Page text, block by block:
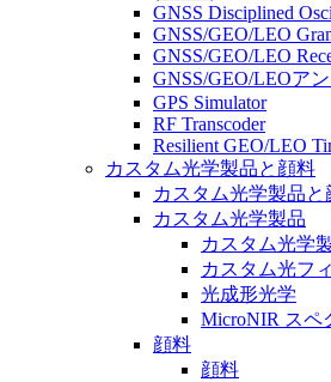
GNSS Disciplined
GNSS/GEO/LEO
GNSS/GEO/LEO
GNSS/GEO/LEOア
GPS Simulator
RF Transcoder
Resilient GEO/LEO
カスタム光学製品と顔料
カスタム光学製品と
カスタム光学製品
カスタム光学
カスタム光フ
光成形光学
MicroNIR スペ
顔料
顔料